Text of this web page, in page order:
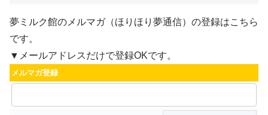
夢ミルク館のメルマガ（ほりほり夢通信）の登録はこちら
です。
▼メールアドレスだけで登録OKです。
メルマガ登録